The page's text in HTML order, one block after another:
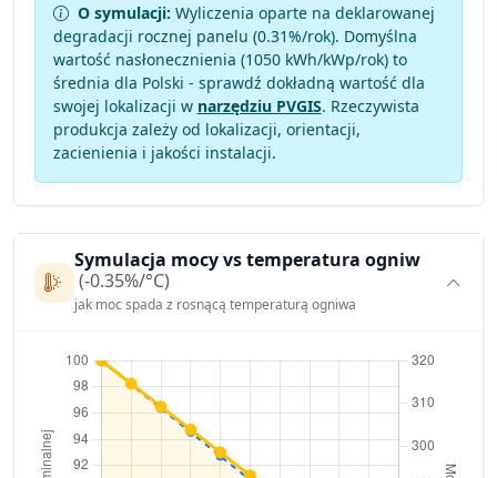
O symulacji: Wyliczenia oparte na deklarowanej
degradacji rocznej panelu (0.31%/rok). Domyślna
wartość nasłonecznienia (1050 kWh/kWp/rok) to
średnia dla Polski - sprawdź dokładną wartość dla
swojej lokalizacji w narzędziu PVGIS. Rzeczywista
produkcja zależy od lokalizacji, orientacji,
zacienienia i jakości instalacji.
Symulacja mocy vs temperatura ogniw
(-0.35%/°C)
jak moc spada z rosnącą temperaturą ogniwa